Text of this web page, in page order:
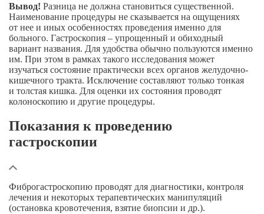
Вывод! Разница не должна становиться существенной.
Наименование процедуры не сказывается на ощущениях
от нее и иных особенностях проведения именно для
больного. Гастроскопия – упрощенный и обиходный
вариант названия. Для удобства обычно пользуются именно
им. При этом в рамках такого исследования может
изучаться состояние практически всех органов желудочно-
кишечного тракта. Исключение составляют только тонкая
и толстая кишка. Для оценки их состояния проводят
колоноскопию и другие процедуры.
Показания к проведению
гастроскопии
Фиброгастроскопию проводят для диагностики, контроля
лечения и некоторых терапевтических манипуляций
(остановка кровотечения, взятие биопсии и др.).